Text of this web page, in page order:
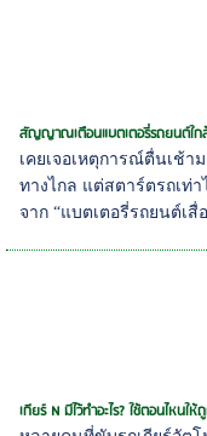
สัญญาณเตือนแบตเตอรี่รถยนต์ใ
เคยเจอเหตุการณ์ตื่นเช้า
ทางไกล แต่สตาร์ตรถเท่
จาก “แบตเตอรี่รถยนต์เ
เกียร์ N มีไว้ทำอะไร? ใช้ตอนไหนใ